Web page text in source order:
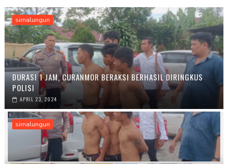
simalungun
DURASI 1 JAM, CURANMOR BERAKSI BERHASIL DIRINGKUS
POLISI
APRIL 23, 2024
simalungun